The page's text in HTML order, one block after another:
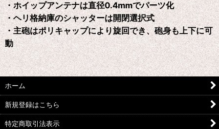
・ホイップアンテナは直径0.4mmでパーツ化
・ヘリ格納庫のシャッターは開閉選択式
・主砲はポリキャップにより旋回でき、砲身も上下に可
動
ホーム
新規登録はこちら
特定商取引法表示